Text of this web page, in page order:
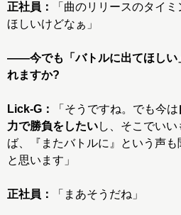
正社員：
「曲のリリースのタイ
ほしいけどなぁ」
――今でも「バトルに出てほしい
れますか?
Lick-G： 「そうですね。でも今は
力で勝負をしたいし、そこでい
ば、『またバトルに』という声も
と思います」
正社員： 「まあそうだね」